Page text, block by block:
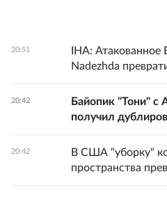
20:51
IHA:
Nadezhda
20:42
Байопик "Тони" с
получил
20:42
В США "уборку"
пространства